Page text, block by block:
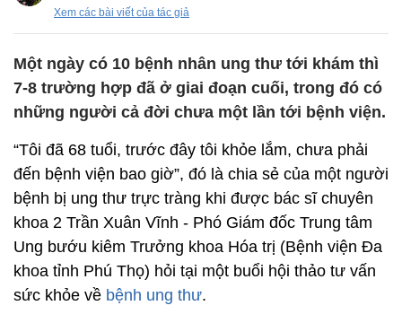
Xem các bài viết của tác giả
Một ngày có 10 bệnh nhân ung thư tới khám thì
7-8 trường hợp đã ở giai đoạn cuối, trong đó có
những người cả đời chưa một lần tới bệnh viện.
“Tôi đã 68 tuổi, trước đây tôi khỏe lắm, chưa phải
đến bệnh viện bao giờ”, đó là chia sẻ của một người
bệnh bị ung thư trực tràng khi được bác sĩ chuyên
khoa 2 Trần Xuân Vĩnh - Phó Giám đốc Trung tâm
Ung bướu kiêm Trưởng khoa Hóa trị (Bệnh viện Đa
khoa tỉnh Phú Thọ) hỏi tại một buổi hội thảo tư vấn
sức khỏe về bệnh ung thư.